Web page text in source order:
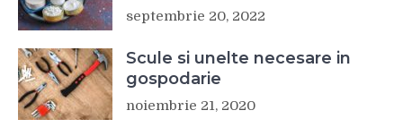
septembrie 20, 2022
Scule si unelte necesare in
gospodarie
noiembrie 21, 2020